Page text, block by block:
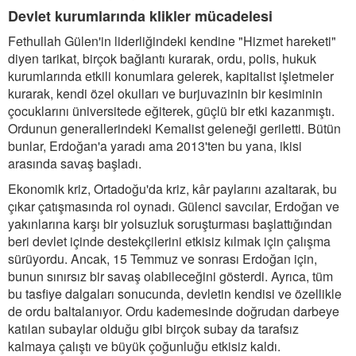
Devlet kurumlarında klikler mücadelesi
Fethullah Gülen'in liderliğindeki kendine "Hizmet hareketi"
diyen tarikat, birçok bağlantı kurarak, ordu, polis, hukuk
kurumlarında etkili konumlara gelerek, kapitalist işletmeler
kurarak, kendi özel okulları ve burjuvazinin bir kesiminin
çocuklarını üniversitede eğiterek, güçlü bir etki kazanmıştı.
Ordunun generallerindeki Kemalist geleneği geriletti. Bütün
bunlar, Erdoğan'a yaradı ama 2013'ten bu yana, ikisi
arasında savaş başladı.
Ekonomik kriz, Ortadoğu'da kriz, kâr paylarını azaltarak, bu
çıkar çatışmasında rol oynadı. Gülenci savcılar, Erdoğan ve
yakınlarına karşı bir yolsuzluk soruşturması başlattığından
beri devlet içinde destekçilerini etkisiz kılmak için çalışma
sürüyordu. Ancak, 15 Temmuz ve sonrası Erdoğan için,
bunun sınırsız bir savaş olabileceğini gösterdi. Ayrıca, tüm
bu tasfiye dalgaları sonucunda, devletin kendisi ve özellikle
de ordu baltalanıyor. Ordu kademesinde doğrudan darbeye
katılan subaylar olduğu gibi birçok subay da tarafsız
kalmaya çalıştı ve büyük çoğunluğu etkisiz kaldı.